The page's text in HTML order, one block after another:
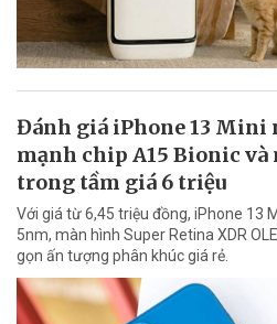
Đánh giá iPhone 13 Mini
mạnh chip A15 Bionic và
trong tầm giá 6 triệu
Với giá từ 6,45 triệu đồng, iPhone 13
5nm, màn hình Super Retina XDR
gọn ấn tượng phân khúc giá rẻ.